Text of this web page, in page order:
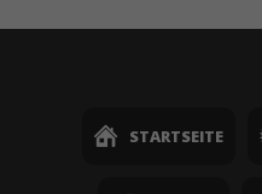
STARTSEITE